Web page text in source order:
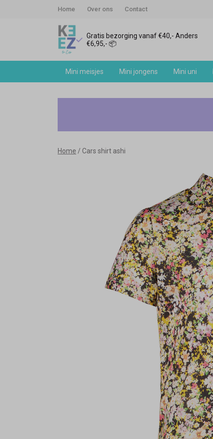
Home Over ons Contact
Gratis bezorging vanaf €40,- Anders
€6,95,- 📦
Mini meisjes Mini jongens Mini uni
Home Cars shirt ashi